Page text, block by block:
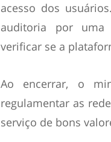
acesso dos
auditoria por uma
verificar se a
Ao encerrar, o
regulamentar as
serviço de bons